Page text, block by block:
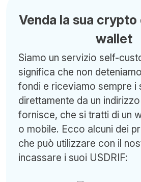
Venda la sua crypto
wallet
Siamo un servizio self-
significa che non
fondi e riceviamo sempre i
direttamente da un
fornisce, che si tratti di un
o mobile. Ecco alcuni dei
che può utilizzare con il
incassare i suoi USDRIF: